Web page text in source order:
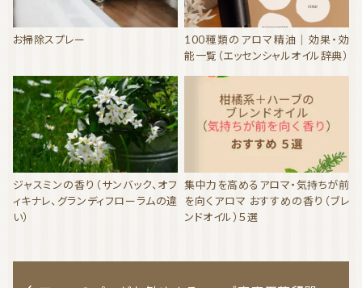
お掃除スプレー
100種類のアロマ精油｜効果・効
能一覧（エッセンシャルオイル辞典）
ジャスミンの香り（サンバック、オフ
ィキナレ、グランディフローラムの違
い）
集中力を高めるアロマ・気持ちが前
を向くアロマ おすすめの香り（ブレ
ンドオイル）５選